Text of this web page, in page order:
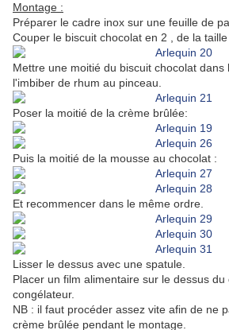
Montage :
Préparer le cadre inox sur une feuille de
Couper le biscuit chocolat en 2 , de la taille
Mettre une moitié du biscuit chocolat dans
l'imbiber de rhum au pinceau.
Poser la moitié de la crème brûlée:
Puis la moitié de la mousse au chocolat :
Et recommencer dans le même ordre.
Lisser le dessus avec une spatule.
Placer un film alimentaire sur le dessus
congélateur.
NB : il faut procéder assez vite afin de ne
crème brûlée pendant le montage.